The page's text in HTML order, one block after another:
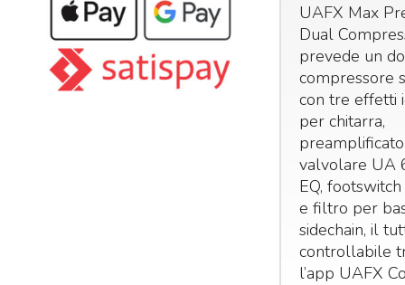
UAFX Max
Dual
prevede un
compressore
con tre effetti
per chitarra,
valvolare UA
EQ,
e filtro per
sidechain, il
controllabile
l’app UAFX